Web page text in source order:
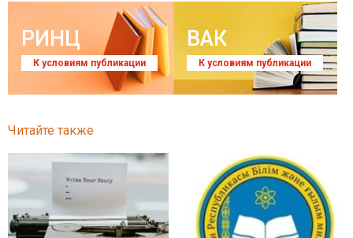
РИНЦ
К условиям публикации
ВАК
К условиям публикации
Читайте также